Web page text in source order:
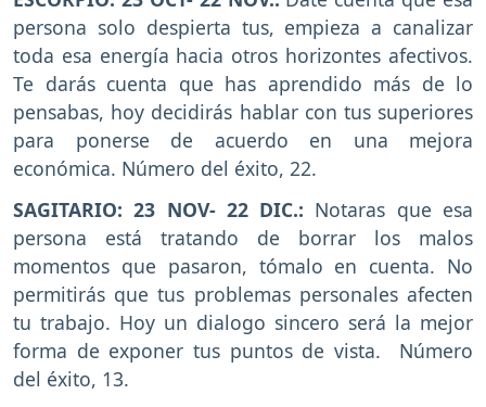
persona solo despierta tus, empieza a canalizar
toda esa energía hacia otros horizontes afectivos.
Te darás cuenta que has aprendido más de lo
pensabas, hoy decidirás hablar con tus superiores
para ponerse de acuerdo en una mejora
económica. Número del éxito, 22.
SAGITARIO: 23 NOV- 22 DIC.: Notaras que esa
persona está tratando de borrar los malos
momentos que pasaron, tómalo en cuenta. No
permitirás que tus problemas personales afecten
tu trabajo. Hoy un dialogo sincero será la mejor
forma de exponer tus puntos de vista. Número
del éxito, 13.